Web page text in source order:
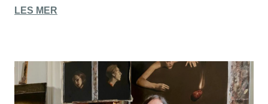
LES MER